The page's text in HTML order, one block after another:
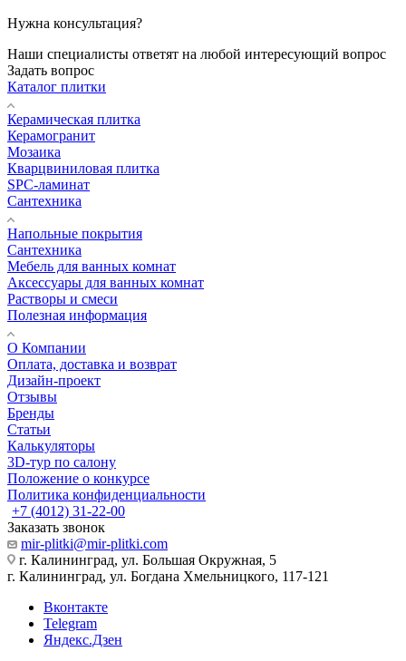
Нужна консультация?
Наши специалисты ответят на любой интересующий вопрос
Задать вопрос
Каталог плитки
Керамическая плитка
Керамогранит
Мозаика
Кварцвиниловая плитка
SPC-ламинат
Сантехника
Напольные покрытия
Сантехника
Мебель для ванных комнат
Аксессуары для ванных комнат
Растворы и смеси
Полезная информация
О Компании
Оплата, доставка и возврат
Дизайн-проект
Отзывы
Бренды
Статьи
Калькуляторы
3D-тур по салону
Положение о конкурсе
Политика конфиденциальности
+7 (4012) 31-22-00
Заказать звонок
mir-plitki@mir-plitki.com
г. Калининград, ул. Большая Окружная, 5
г. Калининград, ул. Богдана Хмельницкого, 117-121
Вконтакте
Telegram
Яндекс.Дзен